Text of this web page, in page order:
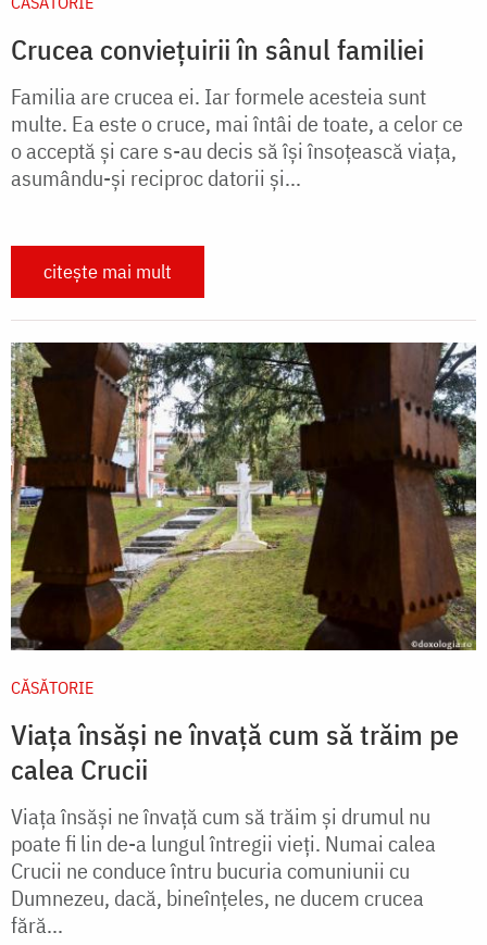
Crucea conviețuirii în sânul familiei
Familia are crucea ei. Iar formele acesteia sunt
multe. Ea este o cruce, mai întâi de toate, a celor ce
o acceptă și care s-au decis să îşi însoţească viaţa,
asumându-şi reciproc datorii şi...
citește mai mult
CĂSĂTORIE
Viața însăși ne învață cum să trăim pe
calea Crucii
Viaţa însăşi ne învaţă cum să trăim şi drumul nu
poate fi lin de-a lungul întregii vieţi. Numai calea
Crucii ne conduce întru bucuria comuniunii cu
Dumnezeu, dacă, bineînţeles, ne ducem crucea
fără...